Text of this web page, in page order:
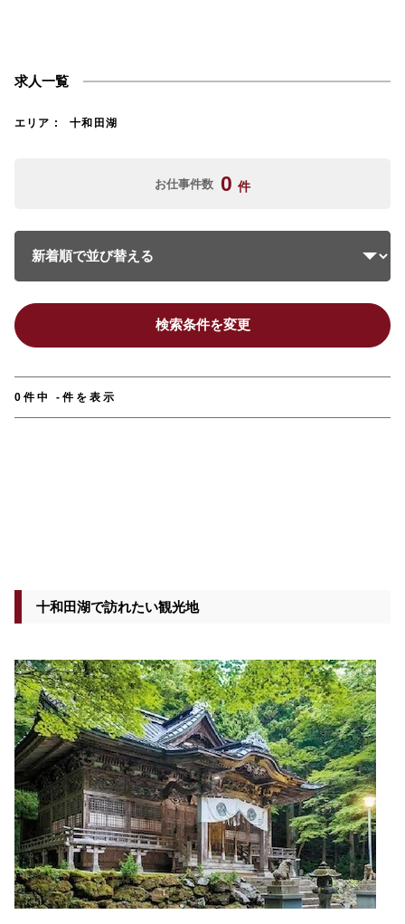
求人一覧
エリア 十和田湖
お仕事件数 0 件
検索条件を変更
0件中 -件を表示
十和田湖で訪れたい観光地